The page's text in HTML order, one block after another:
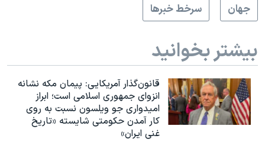
جهان
سرخط خبرها
بیشتر بخوانید
قانون‌گذار آمریکایی: پیمان مکه نشانه
انزوای جمهوری اسلامی است؛ ابراز
امیدواری جو ویلسون نسبت به روی
کار آمدن حکومتی شایسته «تاریخ
غنی ایران»